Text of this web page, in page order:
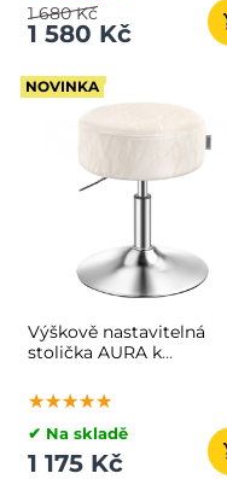
1 580 Kč
1 680 Kč
NOVINKA
Výškově nastavitelná
stolička AURA k
krémová
★★★★★
★★★★★
★★★★★
✔ Na skladě
1 175 Kč